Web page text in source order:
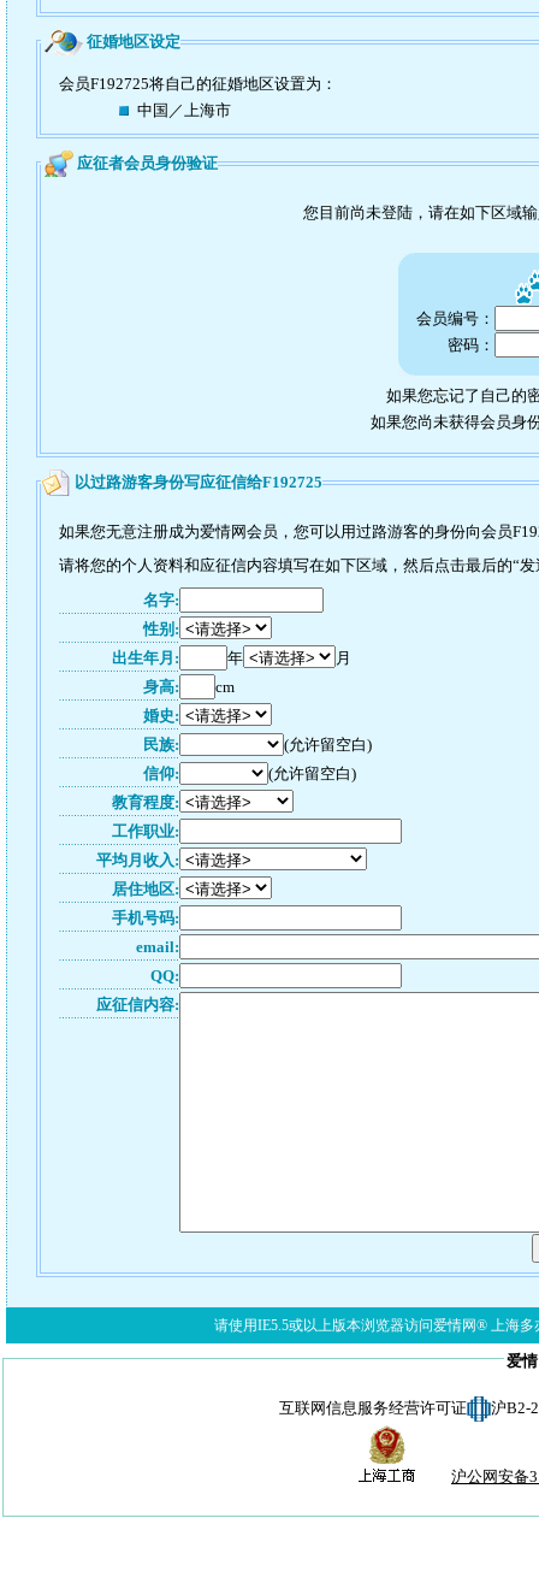
征婚地区设定
会员F192725将自己的征婚地区设置为：
中国／上海市
应征者会员身份验证
您目前尚未登陆，请在如下区域
会员编号：
密码：
如果您忘记了自己的
如果您尚未获得会员身
以过路游客身份写应征信给F192725
如果您无意注册成为爱情网会员，您可以用过路游客的身份向会员
请将您的个人资料和应征信内容填写在如下区域，然后点击最后的“
名字:
性别:
出生年月:
年
月
身高:
cm
婚史:
民族:
(允许留空白)
信仰:
(允许留空白)
教育程度:
工作职业:
平均月收入:
居住地区:
手机号码:
email:
QQ:
应征信内容:
请使用IE5.5或以上版本浏览器访问爱情网® 上海多
爱
互联网信息服务经营许可证 沪B2-
沪公网安备